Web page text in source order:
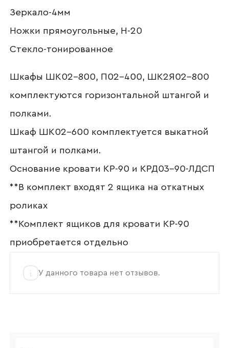
Зеркало-4мм
Ножки прямоугольные, Н-20
Стекло-тонированное
Шкафы ШК02-800, П02-400, ШК2Я02-800
комплектуются горизонтальной штангой и
полками.
Шкаф ШК02-600 комплектуется выкатной
штангой и полками.
Основание кровати КР-90 и КРД03-90-ЛДСП
**В комплект входят 2 ящика на откатных
роликах
**Комплект ящиков для кровати КР-90
приобретается отдельно
У данного товара нет отзывов.
Отправить
Согласен сполитикой конфиденциальности